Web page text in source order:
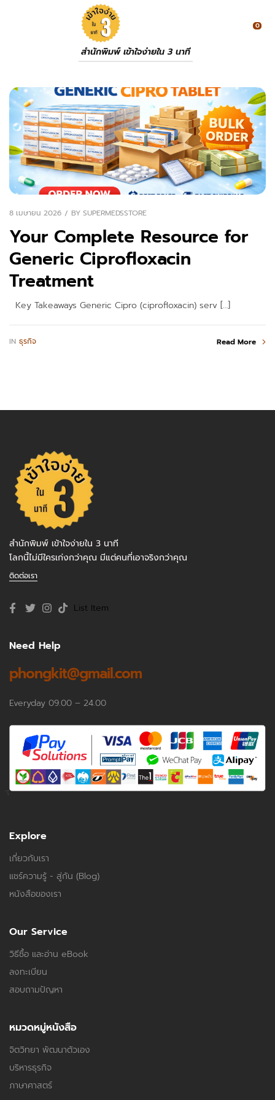
สำนักพิมพ์ เข้าใจง่ายใน 3 นาที
0
8 เมษายน 2026 BY SUPERMEDSSTORE
Your Complete Resource for
Generic Ciprofloxacin
Treatment
Key Takeaways Generic Cipro (ciprofloxacin) serv […]
IN ธุรกิจ Read More
สำนักพิมพ์ เข้าใจง่ายใน 3 นาที
โลกนี้ไม่มีใครเก่งกว่าคุณ มีแต่คนที่เอาจริงกว่าคุณ
ติดต่อเรา
List Item
Need Help
phongkit@gmail.com
Everyday 09.00 – 24.00
Explore
เกี่ยวกับเรา
แชร์ความรู้ - สู่กัน (Blog)
หนังสือของเรา
Our Service
วิธีซื้อ และอ่าน eBook
ลงทะเบียน
สอบถามปัญหา
หมวดหมู่หนังสือ
จิตวิทยา พัฒนาตัวเอง
บริหารธุรกิจ
ภาษาศาสตร์